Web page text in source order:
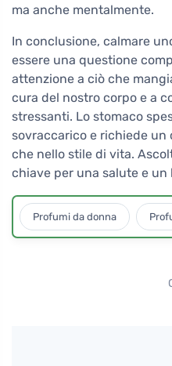
ma anche mentalmente.
In conclusione, calmare
essere una questione
attenzione a ciò che
cura del nostro corpo e a
stressanti. Lo stomaco
sovraccarico e richiede un
che nello stile di vita.
chiave per una salute e
Profumi da donna